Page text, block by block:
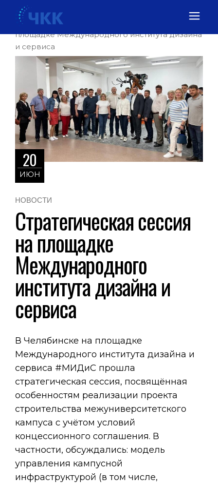
Главная Новости
Стратегическая сессия на
площадке Международного института дизайна
и сервиса
20
ИЮН
НОВОСТИ
Стратегическая сессия
на площадке
Международного
института дизайна и
сервиса
В Челябинске на площадке
Международного института дизайна и
сервиса #МИДиС прошла
стратегическая сессия, посвящённая
особенностям реализации проекта
строительства межуниверситетского
кампуса с учётом условий
концессионного соглашения. В
частности, обсуждались: модель
управления кампусной
инфраструктурой (в том числе,